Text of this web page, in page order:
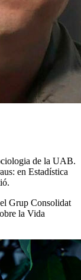
de la UAB.
en Estadística
Grup Consolidat
la Vida